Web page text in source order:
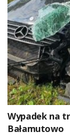
Wypadek na
Bałamutowo